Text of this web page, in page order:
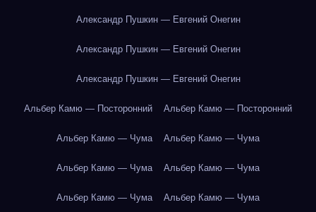
Александр Пушкин — Евгений Онегин
Александр Пушкин — Евгений Онегин
Александр Пушкин — Евгений Онегин
Альбер Камю — Посторонний Альбер Камю — Посторонний
Альбер Камю — Чума Альбер Камю — Чума
Альбер Камю — Чума Альбер Камю — Чума
Альбер Камю — Чума Альбер Камю — Чума